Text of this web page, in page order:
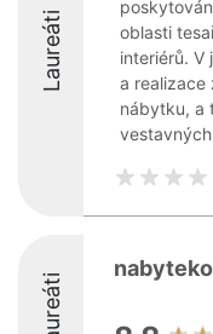
Laureáti
oblasti
interiérů. V
a realizace
nábytku, a
Laureáti